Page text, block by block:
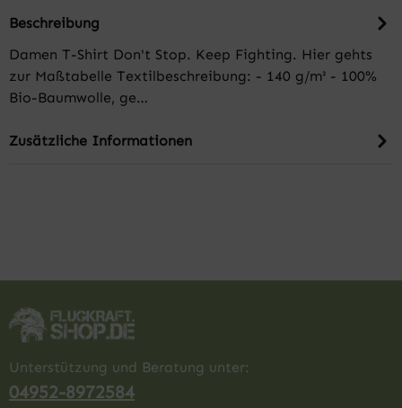
Beschreibung
Damen T-Shirt Don't Stop. Keep Fighting. Hier gehts
zur Maßtabelle Textilbeschreibung: - 140 g/m² - 100%
Bio-Baumwolle, ge…
Zusätzliche Informationen
Unterstützung und Beratung unter:
04952-8972584